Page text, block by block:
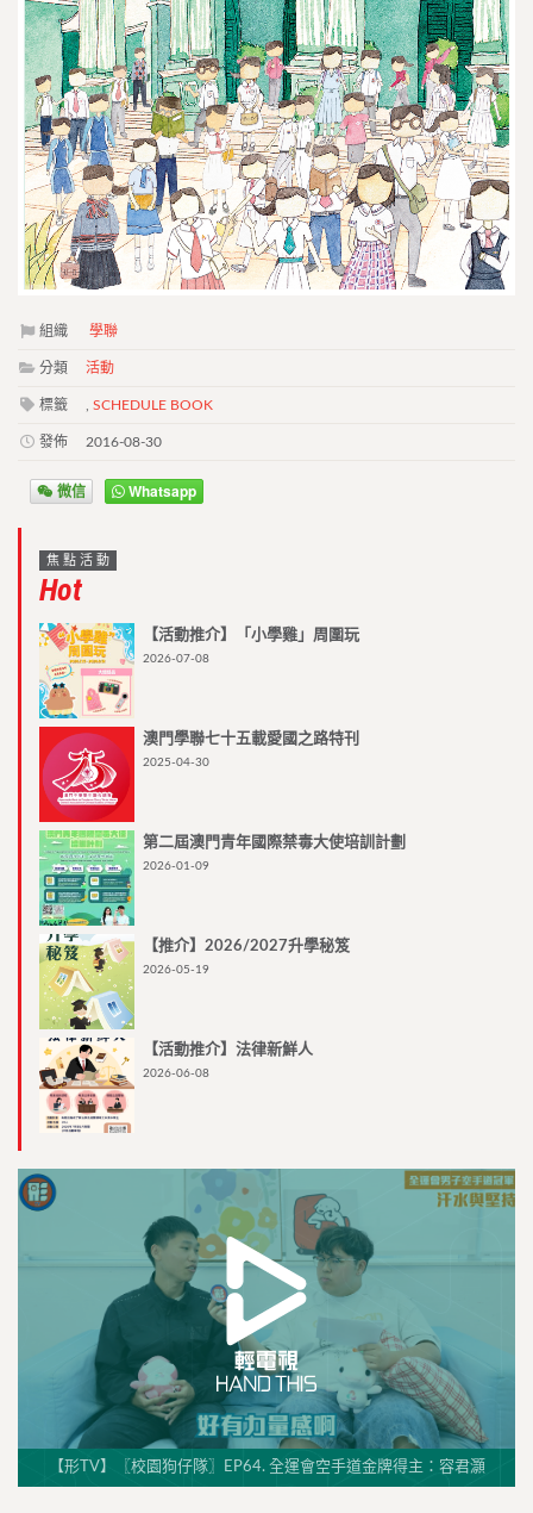
組織 學聯
分類 活動
標籤 SCHEDULE BOOK
發佈 2016-08-30
微信 Whatsapp
焦點活動
Hot
【活動推介】「小學雞」周圍玩
2026-07-08
澳門學聯七十五載愛國之路特刊
2025-04-30
第二屆澳門青年國際禁毒大使培訓計劃
2026-01-09
【推介】2026/2027升學秘笈
2026-05-19
【活動推介】法律新鮮人
2026-06-08
【形TV】〖校園狗仔隊〗EP64. 全運會空手道金牌得主：容君灝